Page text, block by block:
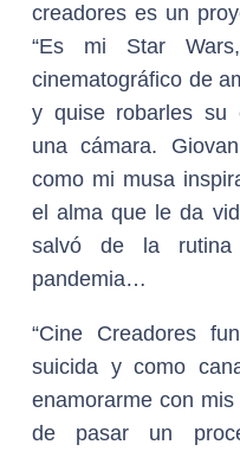
creadores es un
“Es mi Star
cinematográfico de
y quise robarles su
una cámara.
como mi musa
el alma que le da
salvó de la
pandemia…
“Cine Creadores
suicida y como
enamorarme con
de pasar un